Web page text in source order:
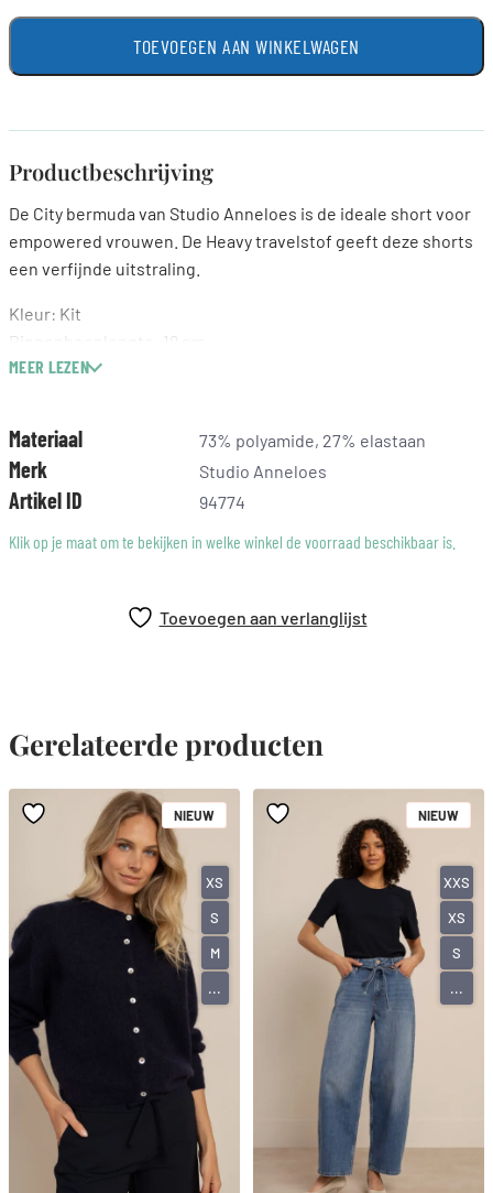
TOEVOEGEN AAN WINKELWAGEN
Productbeschrijving
De City bermuda van Studio Anneloes is de ideale short voor
empowered vrouwen. De Heavy travelstof geeft deze shorts
een verfijnde uitstraling.
Kleur: Kit
Binnenbeenlengte: 19 cm
Tailleband met rijgkoord
Imitatie paspelzakken aan de achterkant
Gemaakt van Heavy Travelstof
maat S op deze foto.
MEER LEZEN
Materiaal 73% polyamide, 27% elastaan
Merk Studio Anneloes
Artikel ID
94774
Klik op je maat om te bekijken in welke winkel de voorraad beschikbaar is.
Toevoegen aan verlanglijst
Gerelateerde producten
NIEUW
XS
S
M
...
NIEUW
XXS
XS
S
...